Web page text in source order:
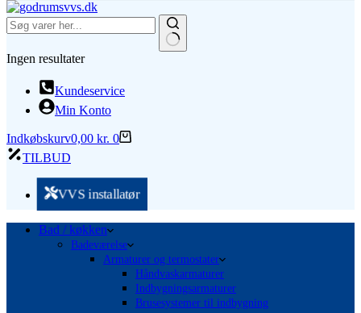
Ingen resultater
Kundeservice
Min Konto
Indkøbskurv0,00 kr. 0
TILBUD
VVS installatør
Bad / køkken
Badeværelse
Armaturer og termostater
Håndvaskarmaturer
Indbygningsarmaturer
Brusesystemer til indbygning